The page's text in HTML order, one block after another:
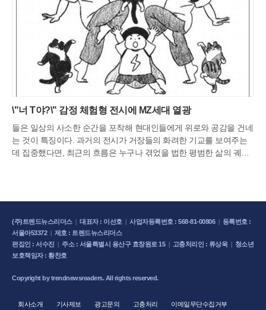
\"너 T야?\" 감정 체험형 전시에 MZ세대 열광
들은 일상의 사소한 순간을 포착해 현대인들에게 위로와 공감을 건네
는 것이 특징이다. 과거의 전시가 거장들의 화려한 기교를 보여주는
데 집중했다면, 최근의 흐름은 누구나 겪었을 법한 평범한 삶의 궤적
의 연습장: 재수 좋은 날'은 26만 구독자를 보유한 만화가 재수의 창작
배치되어 관람객들을 친근하게 맞이하며 작가가 평범한 관찰자에서
인기 작가로 성장하기까지의 과정을 가감 없이 보여준다. 수백 점에
달하는 드로잉과 낙서들은 연애의 설렘부터 육아의 고단함, 반려동물
가 한 장의 완성본을 위해 거쳐온 수많은 연습의 흔적들은 치열한 일
서는 일본 크리에이티브 그룹 엔타쿠 프로듀스가 기획한 감정 체험형
(주)트렌드뉴스리더스 | 대표자 : 이선호 | 사업자등록번호 : 568-81-00806 | 등록번호 :
서울아53372 | 제호 : 트렌드뉴스리더스
편집인 : 서수진 | 주소 : 서울특별시 용산구 효창원로 15 | 고충처리인 : 류상욱 | 청소년
보호책임자 : 황찬호
Copyright by trendnewsreaders. All rights reserved.
회사소개 기사제보 광고문의 고충처리 이메일무단수집거부